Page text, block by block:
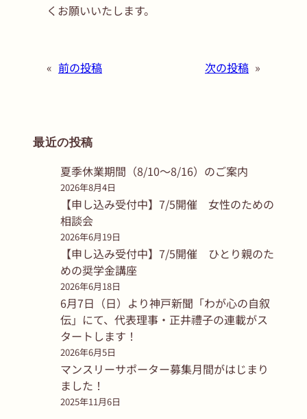
くお願いいたします。
« 前の投稿 次の投稿 »
最近の投稿
夏季休業期間（8/10〜8/16）のご案内
2026年8月4日
【申し込み受付中】7/5開催 女性のための
相談会
2026年6月19日
【申し込み受付中】7/5開催 ひとり親のた
めの奨学金講座
2026年6月18日
6月7日（日）より神戸新聞「わが心の自叙
伝」にて、代表理事・正井禮子の連載がス
タートします！
2026年6月5日
マンスリーサポーター募集月間がはじまり
ました！
2025年11月6日